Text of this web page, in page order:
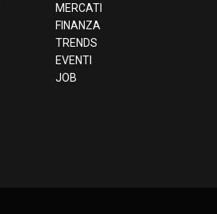
MERCATI
FINANZA
TRENDS
EVENTI
JOB